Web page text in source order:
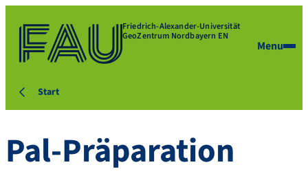
Friedrich-Alexander-Universität
GeoZentrum Nordbayern EN
Menu
Start
Pal-Präparation